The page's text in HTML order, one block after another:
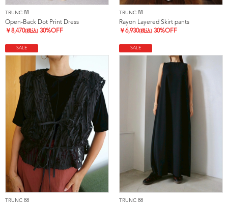
TRUNC 88
Open-Back Dot Print Dress
￥8,470(税込) 30%OFF
TRUNC 88
Rayon Layered Skirt pants
￥6,930(税込) 30%OFF
SALE
TRUNC 88
SALE
TRUNC 88